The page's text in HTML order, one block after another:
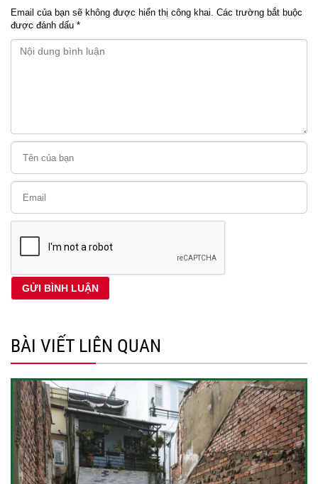
Email của bạn sẽ không được hiển thị công khai. Các trường bắt buộc
được đánh dấu *
BÀI VIẾT LIÊN QUAN